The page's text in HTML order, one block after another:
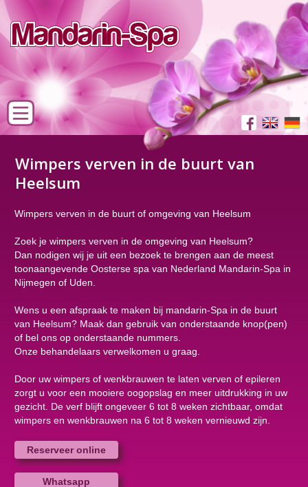
Wimpers verven in de buurt van
Heelsum
Wimpers verven in de buurt of omgeving van Heelsum
Zoek je wimpers verven in de omgeving van Heelsum?
Dan nodigen wij je uit een bezoek te brengen aan de meest
toonaangevende Oosterse spa van Nederland Mandarin-Spa in
Nijmegen of Uden.
Wens u een afspraak te maken bij mandarin-Spa in de buurt
van Heelsum? Maak dan gebruik van onderstaande knop(pen)
of bel ons op onderstaande nummers.
Onze behandelaars verwelkomen u graag.
Door uw wimpers of wenkbrauwen te laten verven of epileren
zorgt u voor een mooiere oogopslag en meer uitdrukking in uw
gezicht. De verf blijft ongeveer 6 tot 8 weken zichtbaar, omdat
wimpers en wenkbrauwen na 6 tot 8 weken vernieuwd zijn.
Reserveer online
Whatsapp